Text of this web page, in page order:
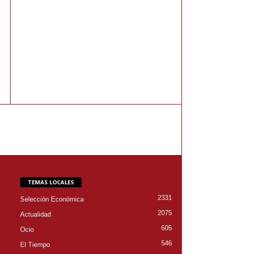
TEMAS LOCALES
Selección Económica 2331
Actualidad 2075
Ocio 605
El Tiempo 546